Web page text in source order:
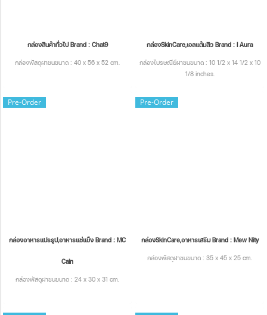
กล่องสินค้าทั่วไป Brand : Chat9
กล่องพัสดุฝาชนขนาด : 40 x 56 x 52 cm.
กล่องSkinCare,เจลแต้มสิว Brand : I Aura
กล่องไปรษณีย์ฝาชนขนาด : 10 1/2 x 14 1/2 x 10
1/8 inches.
Pre-Order
กล่องอาหารแปรรูป,อาหารแช่แข็ง Brand : MC
Cain
กล่องพัสดุฝาชนขนาด : 24 x 30 x 31 cm.
Pre-Order
กล่องSkinCare,อาหารเสริม Brand : Mew Nity
กล่องพัสดุฝาชนขนาด : 35 x 45 x 25 cm.